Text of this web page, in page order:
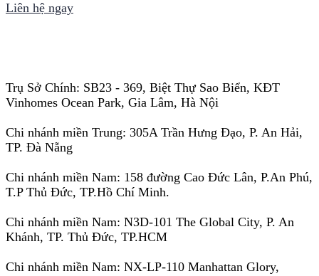
Liên hệ ngay
Trụ Sở Chính: SB23 - 369, Biệt Thự Sao Biển, KĐT
Vinhomes Ocean Park, Gia Lâm, Hà Nội
Chi nhánh miền Trung: 305A Trần Hưng Đạo, P. An Hải,
TP. Đà Nẵng
Chi nhánh miền Nam: 158 đường Cao Đức Lân, P.An Phú,
T.P Thủ Đức, TP.Hồ Chí Minh.
Chi nhánh miền Nam: N3D-101 The Global City, P. An
Khánh, TP. Thủ Đức, TP.HCM
Chi nhánh miền Nam: NX-LP-110 Manhattan Glory,